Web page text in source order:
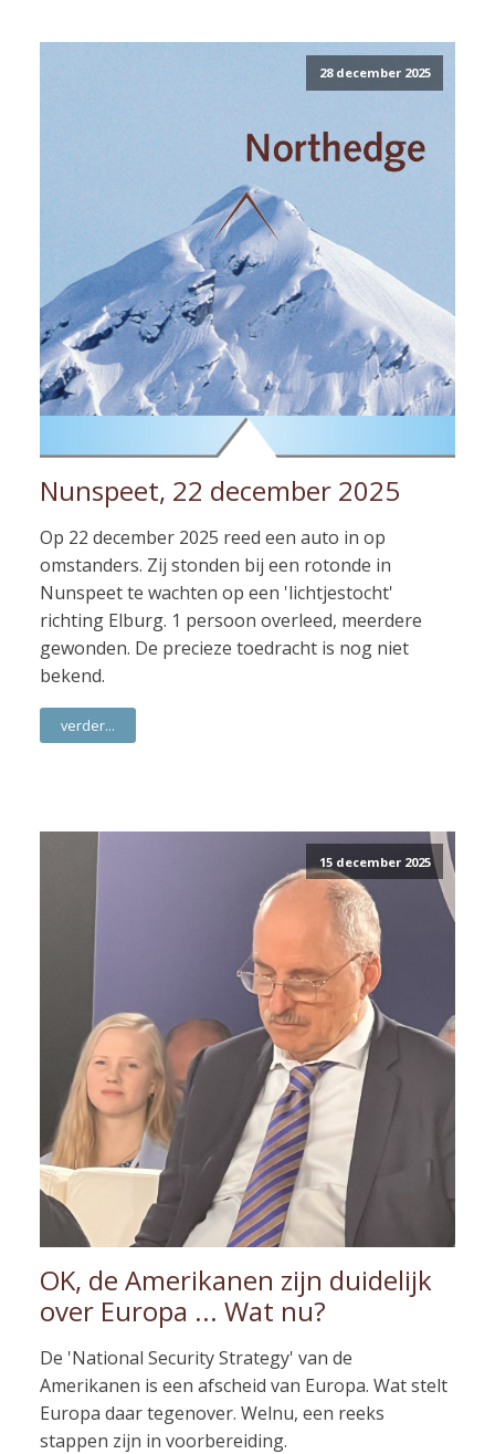
28 december 2025
Nunspeet, 22 december 2025
Op 22 december 2025 reed een auto in op
omstanders. Zij stonden bij een rotonde in
Nunspeet te wachten op een 'lichtjestocht'
richting Elburg. 1 persoon overleed, meerdere
gewonden. De precieze toedracht is nog niet
bekend.
verder...
15 december 2025
OK, de Amerikanen zijn duidelijk
over Europa ... Wat nu?
De 'National Security Strategy' van de
Amerikanen is een afscheid van Europa. Wat stelt
Europa daar tegenover. Welnu, een reeks
stappen zijn in voorbereiding.